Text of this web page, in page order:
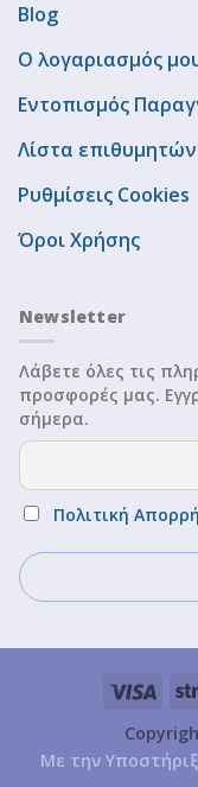
Blog
Ο λογαριασμός
Εντοπισμός
Λίστα επιθυμητών
Ρυθμίσεις Cookies
Όροι Χρήσης
Newsletter
Λάβετε όλες τις
προσφορές μας.
σήμερα.
Πολιτική
Με την